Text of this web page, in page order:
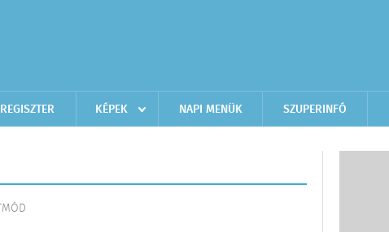
KÉPEK NAPI MENÜK SZUPERINFÓ